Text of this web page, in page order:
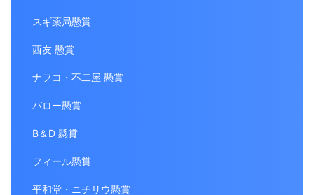
スギ薬局懸賞
西友 懸賞
ナフコ・不二屋 懸賞
バロー懸賞
B＆D 懸賞
フィール懸賞
平和堂・ニチリウ懸賞